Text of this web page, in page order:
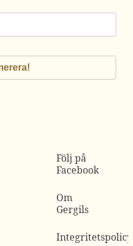
Följ på
Facebook
Om
Gergils
Integritetspolicy